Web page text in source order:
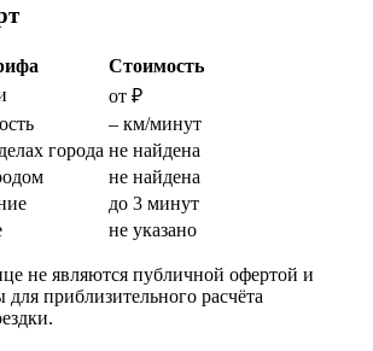
Стоимость
от ₽
– км/минут
города не найдена
не найдена
до 3 минут
не указано
не являются публичной офертой и
для приблизительного расчёта